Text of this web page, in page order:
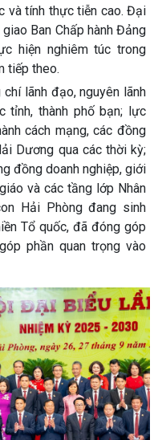
và tính thực tiễn cao. Đại
Ban Chấp hành Đảng
hiện nghiêm túc trong
tiếp theo.
lãnh đạo, nguyên lãnh
tỉnh, thành phố bạn; lực
cách mạng, các đồng
Dương qua các thời kỳ;
đồng doanh nghiệp, giới
và các tầng lớp Nhân
Hải Phòng đang sinh
Tổ quốc, đã đóng góp
phần quan trọng vào